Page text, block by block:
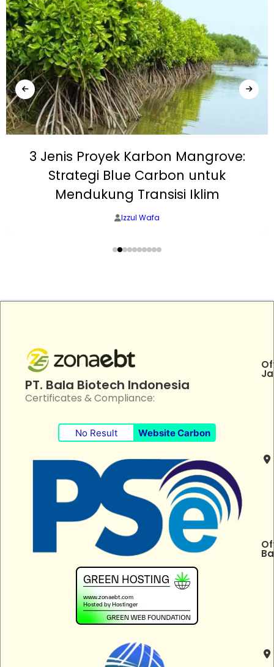
3 Jenis Proyek Karbon Mangrove:
Strategi Blue Carbon untuk
Mendukung Transisi Iklim
Izzul Wafa
PT. Bala Biotech Indonesia
Certificates & Compliance:
No Result Website Carbon